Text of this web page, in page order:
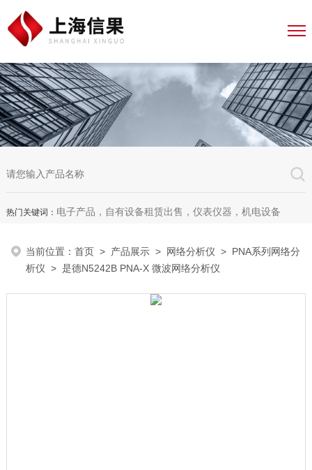
热门关键词： 电子产品，自有设备租赁出售，仪表仪器，机电设备
当前位置：首页 > 产品展示 > 网络分析仪 > PNA系列网络分
析仪 > 是德N5242B PNA-X 微波网络分析仪